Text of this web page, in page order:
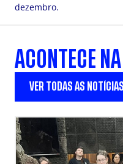
dezembro.
ACONTECE
VER TODAS AS NOTÍCIAS